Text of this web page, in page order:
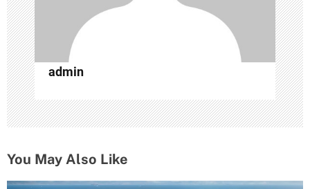
п
и
с
я
м
admin
You May Also Like